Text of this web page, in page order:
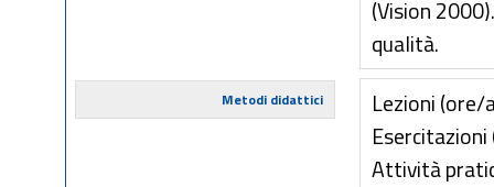
(Vision
qualità.
Metodi didattici
Lezioni (ore/
Attività